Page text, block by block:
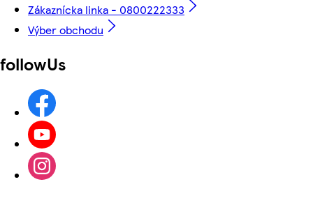
Zákaznícka linka - 0800222333
Výber obchodu
followUs